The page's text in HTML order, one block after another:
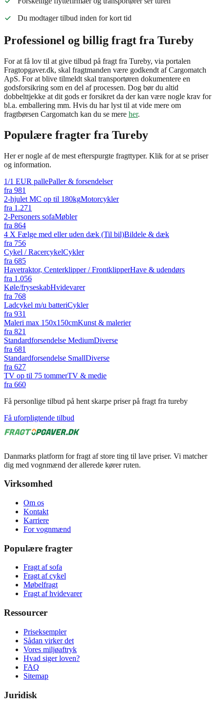
Du modtager tilbud inden for kort tid
Professionel og billig fragt fra Tureby
For at få lov til at give tilbud på fragt fra Tureby, via portalen
Fragtopgaver.dk, skal fragtmanden være godkendt af Cargomatch
ApS. For at blive tilmeldt skal transportøren dokumentere en
godsforsikring som en del af processen. Dog bør du altid
dobbelttjekke at dit gods er forsikret da der kan være nogle krav for
bl.a. emballering mm. Hvis du har lyst til at vide mere om
fragtbørsen Cargomatch kan du se mere her.
Populære fragter fra Tureby
Her er nogle af de mest efterspurgte fragttyper. Klik for at se priser
og information.
1/1 EUR pallePaller & forsendelser
fra 981
2-hjulet MC op til 180kgMotorcykler
fra 1.271
2-Personers sofaMøbler
fra 864
4 X Fælge med eller uden dæk (Til bil)Bildele & dæk
fra 756
Cykel / RacercykelCykler
fra 685
Havetraktor, Centerklipper / FrontklipperHave & udendørs
fra 1.056
Køle/fryseskabHvidevarer
fra 768
Ladcykel m/u batteriCykler
fra 931
Maleri max 150x150cmKunst & malerier
fra 821
Standardforsendelse MediumDiverse
fra 681
Standardforsendelse SmallDiverse
fra 627
TV op til 75 tommerTV & medie
fra 660
Få personlige tilbud på hent skarpe priser på fragt fra tureby
Få uforpligtende tilbud
Danmarks platform for fragt af store ting til lave priser. Vi matcher
dig med vognmænd der allerede kører ruten.
Virksomhed
Om os
Kontakt
Karriere
For vognmænd
Populære fragter
Fragt af sofa
Fragt af cykel
Møbelfragt
Fragt af hvidevarer
Ressourcer
Priseksempler
Sådan virker det
Vores miljøaftryk
Hvad siger loven?
FAQ
Sitemap
Juridisk